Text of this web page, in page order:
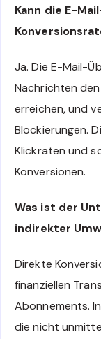
Kann die E-
Ja. Die E-Mail-
Nachrichten
erreichen, und
Blockierungen.
Klickraten und
Konversionen.
Was ist der
indirekter
Direkte
finanziellen
Abonnements.
die nicht